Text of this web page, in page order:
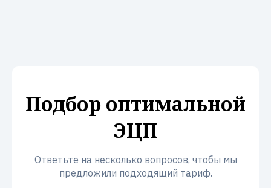
Подбор оптимальной
ЭЦП
Ответьте на несколько вопросов, чтобы мы
предложили подходящий тариф.